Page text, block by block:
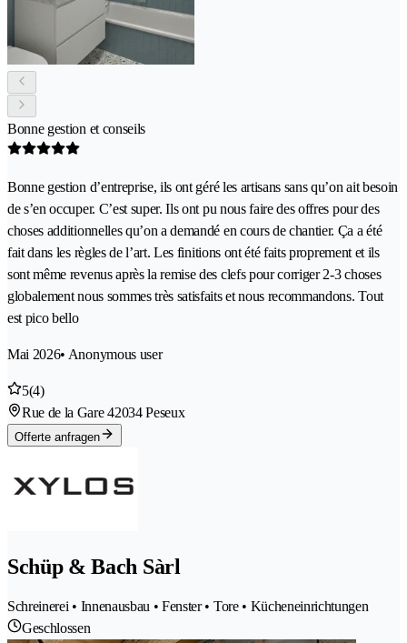
Bonne gestion et conseils
Bonne gestion d’entreprise, ils ont géré les artisans sans qu’on ait besoin
de s’en occuper. C’est super. Ils ont pu nous faire des offres pour des
choses additionnelles qu’on a demandé en cours de chantier. Ça a été
fait dans les règles de l’art. Les finitions ont été faits proprement et ils
sont même revenus après la remise des clefs pour corriger 2-3 choses
globalement nous sommes très satisfaits et nous recommandons. Tout
est pico bello
Mai 2026• Anonymous user
5(4)
Rue de la Gare 42034 Peseux
Offerte anfragen
Schüp & Bach Sàrl
Schreinerei • Innenausbau • Fenster • Tore • Kücheneinrichtungen
Geschlossen